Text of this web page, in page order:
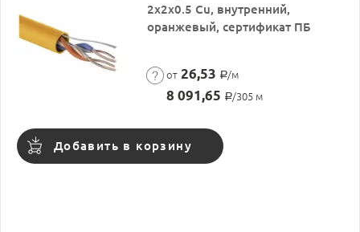
2х2х0.5 Cu, внутренний,
оранжевый, сертификат ПБ
от 26,53 Р/м
8 091,65 Р/305 м
Добавить в корзину